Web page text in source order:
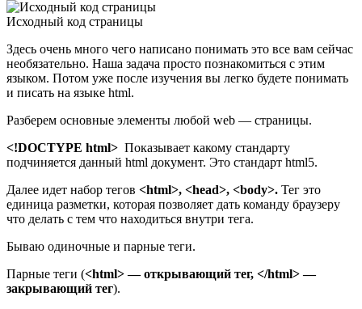
Исходный код страницы
Здесь очень много чего написано понимать это все вам сейчас
необязательно. Наша задача просто познакомиться с этим
языком. Потом уже после изучения вы легко будете понимать
и писать на языке html.
Разберем основные элементы любой web — страницы.
<!DOCTYPE html> Показывает какому стандарту
подчиняется данный html документ. Это стандарт html5.
Далее идет набор тегов <html>, <head>, <body>. Тег это
единица разметки, которая позволяет дать команду браузеру
что делать с тем что находиться внутри тега.
Бываю одиночные и парные теги.
Парные теги (<html> — открывающий тег, </html> —
закрывающий тег).